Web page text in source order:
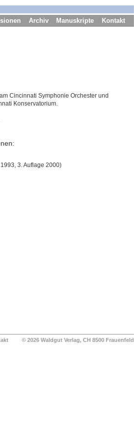
Archiv Manuskripte Kontakt
Cincinnati Symphonie Orchester und
Konservatorium.
3. Auflage 2000)
© 2026 Waldgut Verlag, CH 8500 Frauenfeld